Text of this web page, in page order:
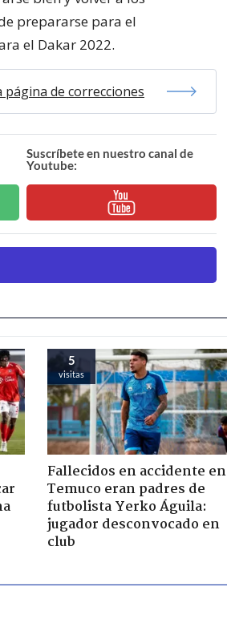
prepararse para el
el Dakar 2022.
página de correcciones
Suscríbete en nuestro canal de
Youtube:
5
visitas
Fallecidos en accidente en
Temuco eran padres de
futbolista Yerko Águila:
jugador desconvocado en
club